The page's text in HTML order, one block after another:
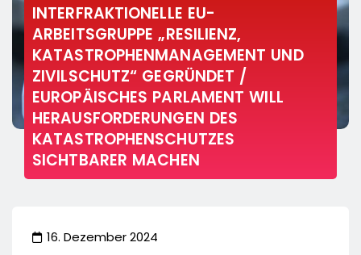
INTERFRAKTIONELLE EU-
ARBEITSGRUPPE „RESILIENZ,
KATASTROPHENMANAGEMENT UND
ZIVILSCHUTZ“ GEGRÜNDET /
EUROPÄISCHES PARLAMENT WILL
HERAUSFORDERUNGEN DES
KATASTROPHENSCHUTZES
SICHTBARER MACHEN
16. Dezember 2024